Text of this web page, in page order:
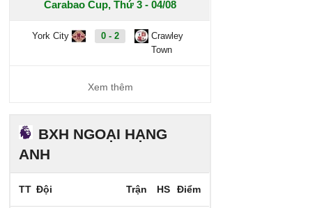
Carabao Cup, Thứ 3 - 04/08
York City 0 - 2
Crawley
Town
Xem thêm
BXH NGOẠI HẠNG
ANH
TT Đội Trận HS Điểm